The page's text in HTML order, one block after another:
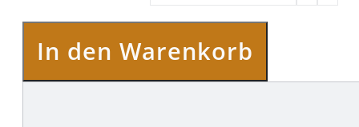
In den Warenkorb